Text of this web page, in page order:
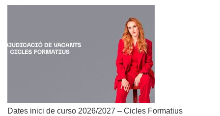
Dates inici de curso 2026/2027 – Cicles Formatius